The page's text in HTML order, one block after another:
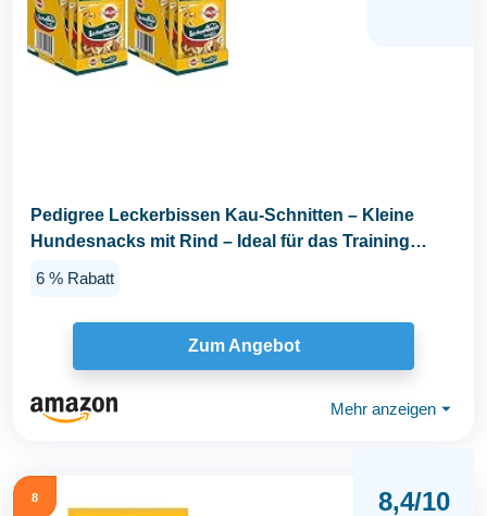
Pedigree Leckerbissen Kau-Schnitten – Kleine
Hundesnacks mit Rind – Ideal für das Training
6 % Rabatt
Zum Angebot
Mehr anzeigen ⏷
8 8,4/10